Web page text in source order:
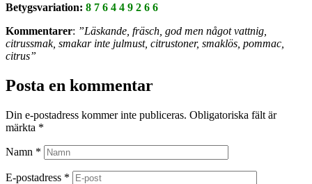
Betygsvariation: 8 7 6 4 4 9 2 6 6
Kommentarer: ”Läskande, fräsch, god men något vattnig,
citrussmak, smakar inte julmust, citrustoner, smaklös, pommac,
citrus”
Posta en kommentar
Din e-postadress kommer inte publiceras. Obligatoriska fält är
märkta *
Namn *
E-postadress *